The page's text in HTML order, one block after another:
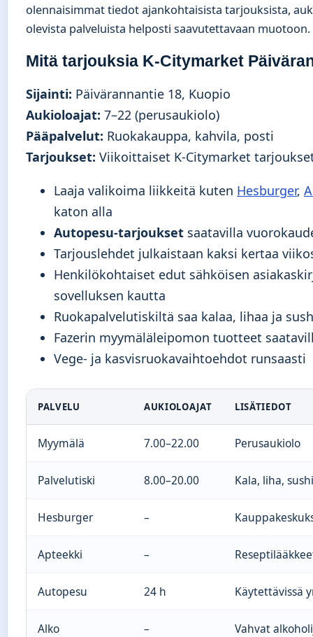
olennaisimmat tiedot ajankohtaisista tarjouksista,
olevista palveluista helposti saavutettavaan muotoon.
Mitä tarjouksia K-Citymarket
Sijainti: Päivärannantie 18, Kuopio
Aukioloajat: 7–22 (perusaukiolo)
Pääpalvelut: Ruokakauppa, kahvila, posti
Tarjoukset: Viikoittaiset K-Citymarket
Laaja valikoima liikkeitä kuten Hesburger,
katon alla
Autopesu-tarjoukset saatavilla
Tarjouslehdet julkaistaan kaksi kertaa
Henkilökohtaiset edut sähköisen
sovelluksen kautta
Ruokapalvelutiskiltä saa kalaa, lihaa ja
Fazerin myymäläleipomon tuotteet
Vege- ja kasvisruokavaihtoehdot runsaasti
PALVELU AUKIOLOAJAT LISÄTIEDOT
Myymälä 7.00–22.00 Perusaukiolo
Palvelutiski 8.00–20.00 Kala, liha, sushi
Hesburger –
Apteekki –
Autopesu 24 h Käytettävissä
Alko – Vahvat